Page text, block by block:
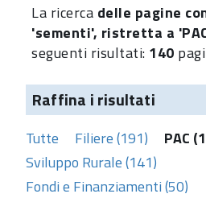
La ricerca delle pagine
'sementi', ristretta a
seguenti risultati: 140
Raffina i risultati
Tutte Filiere (191)
PAC
Sviluppo Rurale (141)
Fondi e Finanziamenti (50)